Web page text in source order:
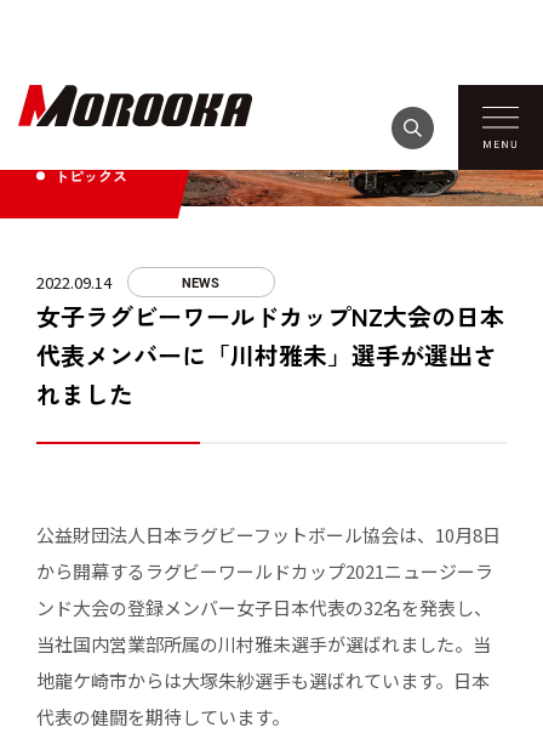
トピックス
2022.09.14 NEWS
女子ラグビーワールドカップNZ大会の日本
代表メンバーに「川村雅未」選手が選出さ
れました
公益財団法人日本ラグビーフットボール協会は、10月8日
から開幕するラグビーワールドカップ2021ニュージーラ
ンド大会の登録メンバー女子日本代表の32名を発表し、
当社国内営業部所属の川村雅未選手が選ばれました。当
地龍ケ崎市からは大塚朱紗選手も選ばれています。日本
代表の健闘を期待しています。